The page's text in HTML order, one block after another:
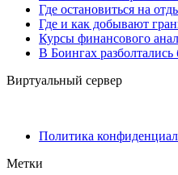
Где остановиться на
Где и как добывают
Курсы финансового
В Боингах
Виртуальный сервер
Политика
Метки